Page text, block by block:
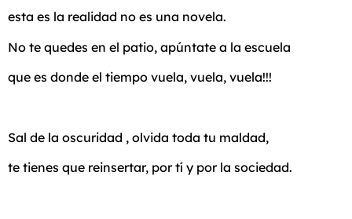
esta es la realidad no es una novela.
No te quedes en el patio, apúntate a la escuela
que es donde el tiempo vuela, vuela, vuela!!!
Sal de la oscuridad , olvida toda tu maldad,
te tienes que reinsertar, por tí y por la sociedad.